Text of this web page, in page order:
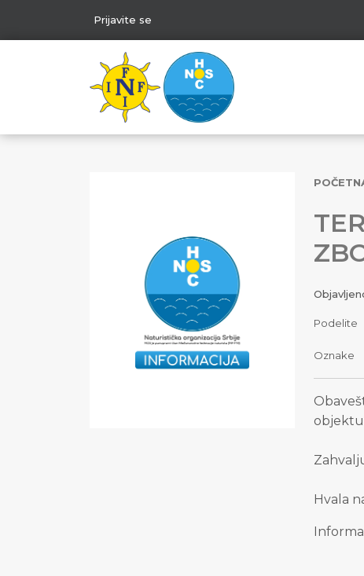
Prijavite se
Podelite
Oznake
objektu
Hvala